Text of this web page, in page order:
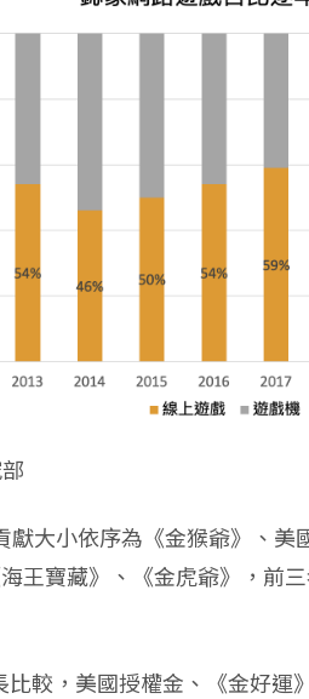
獻大小依序為《金猴爺》、
王寶藏》、《金虎爺》，前
比較，美國授權金、《金好運